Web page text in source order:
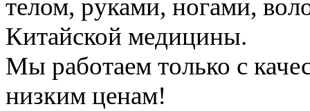
телом, руками, ногами,
Китайской медицины.
Мы работаем только с
низким ценам!